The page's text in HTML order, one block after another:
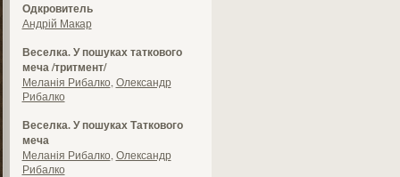
Одкровитель
Андрій Макар
Веселка. У пошуках таткового
меча /тритмент/
Меланія Рибалко Олександр
Рибалко
Веселка. У пошуках Таткового
меча
Меланія Рибалко Олександр
Рибалко